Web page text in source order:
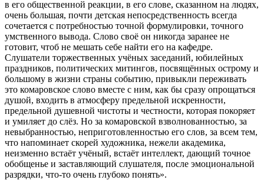
в его общественной реакции, в его слове, сказанном на людях,
очень большая, почти детская непосредственность всегда
сочетается с потребностью точной формулировки, точного
умственного вывода. Слово своё он никогда заранее не
готовит, чтоб не мешать себе найти его на кафедре.
Слушатели торжественных учёных заседаний, юбилейных
праздников, политических митингов, посвящённых острому и
большому в жизни страны событию, привыкли переживать
это комаровское слово вместе с ним, как бы сразу опрощаться
душой, входить в атмосферу предельной искренности,
предельной душевной чистоты и честности, которая покоряет
и умиляет до слёз. Но за комаровской взволнованностью, за
невыбранностью, неприготовленностью его слов, за всем тем,
что напоминает скорей художника, нежели академика,
неизменно встаёт учёный, встаёт интеллект, дающий точное
обобщенье и заставляющий слушателя, после эмоциональной
разрядки, что-то очень глубоко понять».